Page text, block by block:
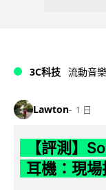
3C科技 流動音樂
Lawton 1 日
【評測】
耳機：現